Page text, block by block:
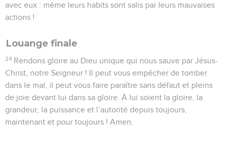
avec eux : même leurs habits sont salis par leurs mauvaises
actions !
Louange finale
24 Rendons gloire au Dieu unique qui nous sauve par Jésus-
Christ, notre Seigneur ! Il peut vous empêcher de tomber
dans le mal, il peut vous faire paraître sans défaut et pleins
de joie devant lui dans sa gloire. À lui soient la gloire, la
grandeur, la puissance et l’autorité depuis toujours,
maintenant et pour toujours ! Amen.